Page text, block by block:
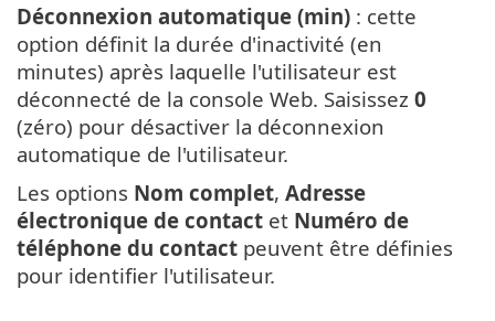
Déconnexion automatique (min) : cette
option définit la durée d'inactivité (en
minutes) après laquelle l'utilisateur est
déconnecté de la console Web. Saisissez 0
(zéro) pour désactiver la déconnexion
automatique de l'utilisateur.
Les options Nom complet, Adresse
électronique de contact et Numéro de
téléphone du contact peuvent être définies
pour identifier l'utilisateur.